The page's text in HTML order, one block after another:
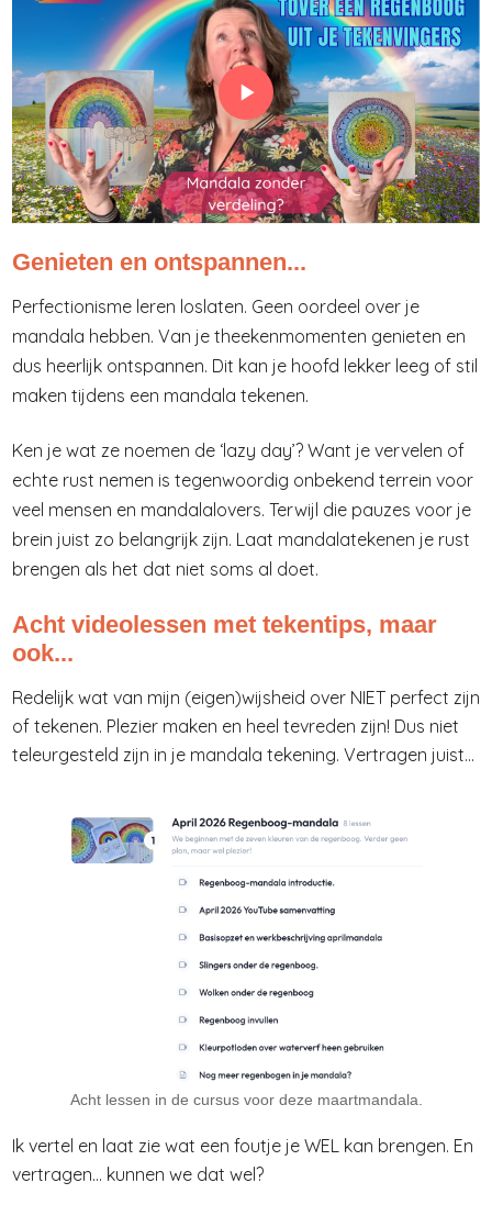
Genieten en ontspannen...
Perfectionisme leren loslaten. Geen oordeel over je
mandala hebben. Van je theekenmomenten genieten en
dus heerlijk ontspannen. Dit kan je hoofd lekker leeg of stil
maken tijdens een mandala tekenen.
Ken je wat ze noemen de ‘lazy day’? Want je vervelen of
echte rust nemen is tegenwoordig onbekend terrein voor
veel mensen en mandalalovers. Terwijl die pauzes voor je
brein juist zo belangrijk zijn. Laat mandalatekenen je rust
brengen als het dat niet soms al doet.
Acht videolessen met tekentips, maar
ook...
Redelijk wat van mijn (eigen)wijsheid over NIET perfect zijn
of tekenen. Plezier maken en heel tevreden zijn! Dus niet
teleurgesteld zijn in je mandala tekening. Vertragen juist...
Acht lessen in de cursus voor deze maartmandala.
Ik vertel en laat zie wat een foutje je WEL kan brengen. En
vertragen... kunnen we dat wel?